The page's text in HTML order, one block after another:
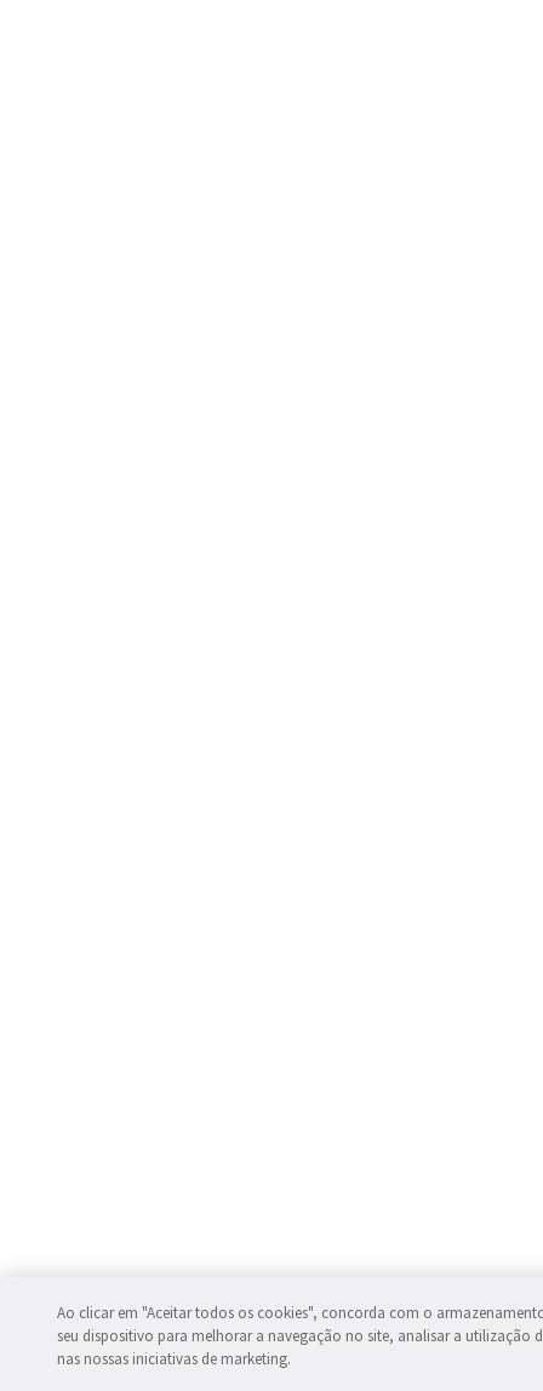
Ao clicar em "Aceitar todos os cookies", concorda com o
seu dispositivo para melhorar a navegação no site, analisar a utilização
nas nossas iniciativas de marketing.